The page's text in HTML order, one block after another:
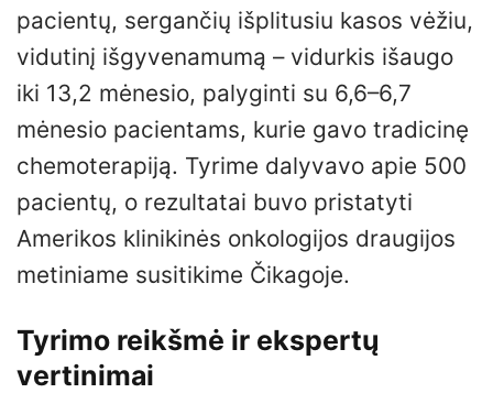
pacientų, sergančių išplitusiu kasos vėžiu,
vidutinį išgyvenamumą – vidurkis išaugo
iki 13,2 mėnesio, palyginti su 6,6–6,7
mėnesio pacientams, kurie gavo tradicinę
chemoterapiją. Tyrime dalyvavo apie 500
pacientų, o rezultatai buvo pristatyti
Amerikos klinikinės onkologijos draugijos
metiniame susitikime Čikagoje.
Tyrimo reikšmė ir ekspertų
vertinimai